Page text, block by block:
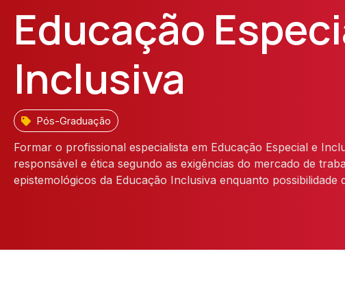
Educação
Inclusiva
Pós-Graduação
Formar o profissional especialista em Educação Especial e
responsável e ética segundo as exigências do mercado de
epistemológicos da Educação Inclusiva enquanto possibilidade